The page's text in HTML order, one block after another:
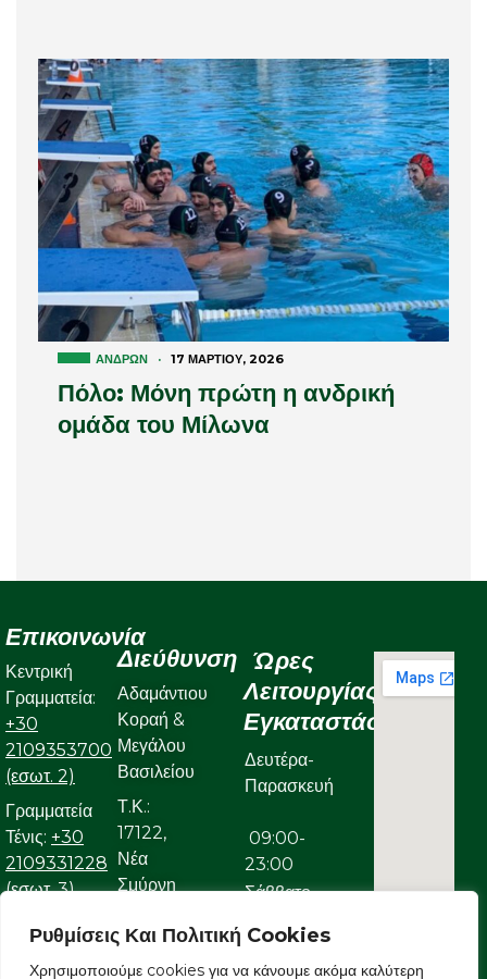
Ρυθμίσεις Και Πολιτική Cookies
Χρησιμοποιούμε cookies για να κάνουμε ακόμα καλύτερη
ΑΝΔΡΏΝ · 17 ΜΑΡΤΊΟΥ, 2026
Πόλο: Μόνη πρώτη η ανδρική
ομάδα του Μίλωνα
Επικοινωνία
Κεντρική
Γραμματεία:
+30
2109353700
(εσωτ. 2)
Γραμματεία
Τένις: +30
2109331228
(εσωτ. 3)
Γραμματεία
Κολυμβητικού:
Διεύθυνση
Αδαμάντιου
Κοραή &
Μεγάλου
Βασιλείου
Τ.Κ.:
17122,
Νέα
Σμύρνη
Ώρες
Λειτουργίας
Εγκαταστάσεων
Δευτέρα-
Παρασκευή
09:00-
23:00
Σάββατο
09:00-
22:00